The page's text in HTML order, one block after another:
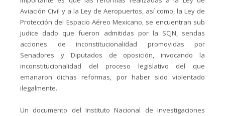
Aviación Civil y a la Ley de Aeropuertos, así como, la Ley de
Protección del Espacio Aéreo Mexicano, se encuentran sub
judice dado que fueron admitidas por la SCJN, sendas
acciones de inconstitucionalidad promovidas por
Senadores y Diputados de oposición, invocando la
inconstitucionalidad del proceso legislativo del que
emanaron dichas reformas, por haber sido violentado
ilegalmente.
Un documento del Instituto Nacional de Investigaciones